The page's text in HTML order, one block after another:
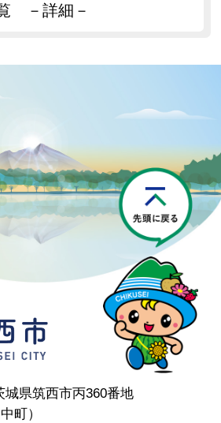
－詳細－
筑西市
城県筑西市丙360番地
町）